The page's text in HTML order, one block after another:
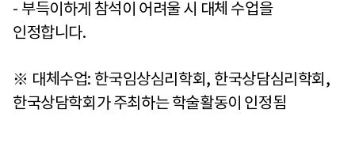
- 부득이하게 참석이 어려울 시 대체 수업을
인정합니다.
※ 대체수업: 한국임상심리학회 , 한국상담심리학회 ,
한국상담학회가 주최하는 학술활동이 인정됨